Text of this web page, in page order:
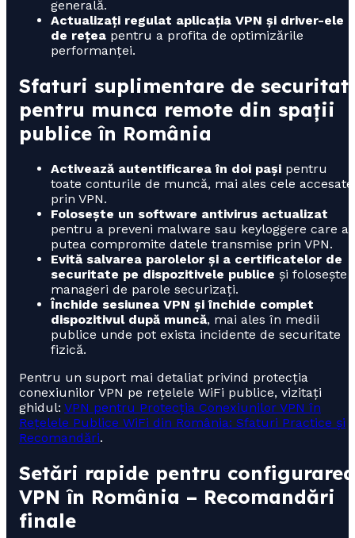
generală.
Actualizați regulat aplicația VPN și driver-ele
de rețea pentru a profita de optimizările
performanței.
Sfaturi suplimentare de
pentru munca remote din spații
publice în România
Activează autentificarea în doi pași pentru
toate conturile de muncă, mai ales cele accesate
prin VPN.
Folosește un software antivirus actualizat
pentru a preveni malware sau keyloggere care ar
putea compromite datele transmise prin VPN.
Evită salvarea parolelor și a certificatelor de
securitate pe dispozitivele publice și folosește
manageri de parole securizați.
Închide sesiunea VPN și închide complet
dispozitivul după muncă, mai ales în medii
publice unde pot exista incidente de securitate
fizică.
Pentru un suport mai detaliat privind protecția
conexiunilor VPN pe rețelele WiFi publice, vizitați
ghidul: VPN pentru Protecția Conexiunilor VPN în
Rețelele Publice WiFi din România: Sfaturi Practice și
Recomandări.
Setări rapide pentru configurarea
VPN în România – Recomandări
finale